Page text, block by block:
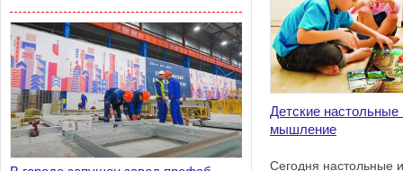
Детские настольные
мышление
Сегодня настольные